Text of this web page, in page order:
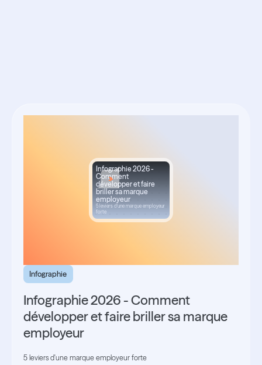
Infographie 2026 -
Comment
développer et faire
briller sa marque
employeur
5 leviers d'une marque employeur
forte
Infographie
Infographie 2026 - Comment
développer et faire briller sa marque
employeur
5 leviers d'une marque employeur forte